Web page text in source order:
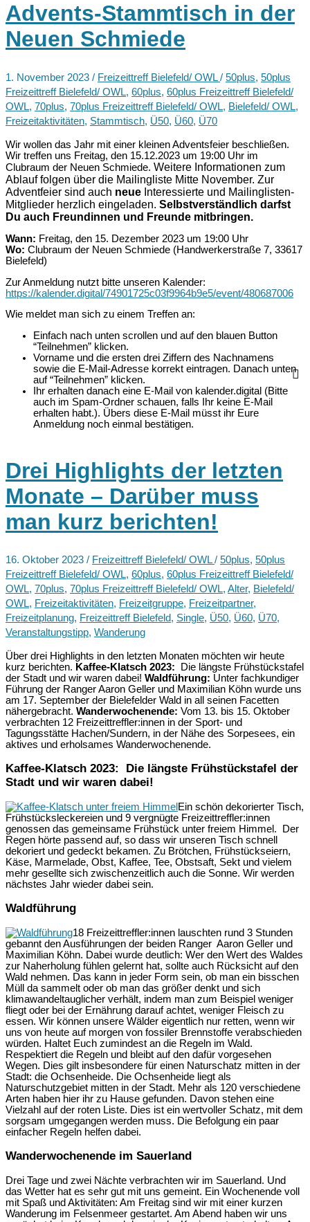
die
Besten
sind!
Advents-Stammtisch in der
Neuen Schmiede
1. November 2023 / Freizeittreff Bielefeld/ OWL/ 50plus, 50plus
Freizeittreff Bielefeld/ OWL, 60plus, 60plus Freizeittreff Bielefeld/
OWL, 70plus, 70plus Freizeittreff Bielefeld/ OWL, Bielefeld/ OWL,
Freizeitaktivitäten, Stammtisch, Ü50, Ü60, Ü70
Wir wollen das Jahr mit einer kleinen Adventsfeier beschließen.
Wir treffen uns Freitag, den 15.12.2023 um 19:00 Uhr im
Clubraum der Neuen Schmiede. Weitere Informationen zum
Ablauf folgen über die Mailingliste Mitte November. Zur
Adventfeier sind auch neue Interessierte und Mailinglisten-
Mitglieder herzlich eingeladen. Selbstverständlich darfst
Du auch Freundinnen und Freunde mitbringen.
Wann: Freitag, den 15. Dezember 2023 um 19:00 Uhr
Wo: Clubraum der Neuen Schmiede (Handwerkerstraße 7, 33617
Bielefeld)
Zur Anmeldung nutzt bitte unseren Kalender:
https://kalender.digital/74901725c03f9964b9e5/event/480687006
Wie meldet man sich zu einem Treffen an:
Einfach nach unten scrollen und auf den blauen Button
“Teilnehmen” klicken.
Vorname und die ersten drei Ziffern des Nachnamens
sowie die E-Mail-Adresse korrekt eintragen. Danach unten
auf “Teilnehmen” klicken.
Ihr erhalten danach eine E-Mail von kalender.digital (Bitte
auch im Spam-Ordner schauen, falls Ihr keine E-Mail
erhalten habt.). Übers diese E-Mail müsst ihr Eure
Anmeldung noch einmal bestätigen.
in
der
Neuen
Schmiede
Drei Highlights der letzten
Monate – Darüber muss
man kurz berichten!
16. Oktober 2023 / Freizeittreff Bielefeld/ OWL/ 50plus, 50plus
Freizeittreff Bielefeld/ OWL, 60plus, 60plus Freizeittreff Bielefeld/
OWL, 70plus, 70plus Freizeittreff Bielefeld/ OWL, Alter, Bielefeld/
OWL, Freizeitaktivitäten, Freizeitgruppe, Freizeitpartner,
Freizeitplanung, Freizeittreff Bielefeld, Single, Ü50, Ü60, Ü70,
Veranstaltungstipp, Wanderung
Über drei Highlights in den letzten Monaten möchten wir heute
kurz berichten. Kaffee-Klatsch 2023: Die längste Frühstückstafel
der Stadt und wir waren dabei! Waldführung: Unter fachkundiger
Führung der Ranger Aaron Geller und Maximilian Köhn wurde uns
am 17. September der Bielefelder Wald in all seinen Facetten
nähergebracht. Wanderwochenende: Vom 13. bis 15. Oktober
verbrachten 12 Freizeittreffler:innen in der Sport- und
Tagungsstätte Hachen/Sundern, in der Nähe des Sorpesees, ein
aktives und erholsames Wanderwochenende.
Kaffee-Klatsch 2023: Die längste Frühstückstafel der
Stadt und wir waren dabei!
Ein schön dekorierter Tisch,
Frühstücksleckereien und 9 vergnügte Freizeittreffler:innen
genossen das gemeinsame Frühstück unter freiem Himmel. Der
Regen hörte passend auf, so dass wir unseren Tisch schnell
dekoriert und gedeckt bekamen. Zu Brötchen, Frühstückseiern,
Käse, Marmelade, Obst, Kaffee, Tee, Obstsaft, Sekt und vielem
mehr gesellte sich zwischenzeitlich auch die Sonne. Wir werden
nächstes Jahr wieder dabei sein.
Waldführung
18 Freizeittreffler:innen lauschten rund 3 Stunden
gebannt den Ausführungen der beiden Ranger Aaron Geller und
Maximilian Köhn. Dabei wurde deutlich: Wer den Wert des Waldes
zur Naherholung fühlen gelernt hat, sollte auch Rücksicht auf den
Wald nehmen. Das kann in jeder Form sein, ob man ein bisschen
Müll da sammelt oder ob man das größer denkt und sich
klimawandeltauglicher verhält, indem man zum Beispiel weniger
fliegt oder bei der Ernährung darauf achtet, weniger Fleisch zu
essen. Wir können unsere Wälder eigentlich nur retten, wenn wir
uns von heute auf morgen von fossiler Brennstoffe verabschieden
würden. Haltet Euch zumindest an die Regeln im Wald.
Respektiert die Regeln und bleibt auf den dafür vorgesehen
Wegen. Dies gilt insbesondere für einen Naturschatz mitten in der
Stadt: die Ochsenheide. Die Ochsenheide liegt als
Naturschutzgebiet mitten in der Stadt. Mehr als 120 verschiedene
Arten haben hier ihr zu Hause gefunden. Davon stehen eine
Vielzahl auf der roten Liste. Dies ist ein wertvoller Schatz, mit dem
sorgsam umgegangen werden muss. Die Befolgung ein paar
einfacher Regeln helfen dabei.
Wanderwochenende im Sauerland
Drei Tage und zwei Nächte verbrachten wir im Sauerland. Und
das Wetter hat es sehr gut mit uns gemeint. Ein Wochenende voll
mit Spaß und Aktivitäten: Am Freitag sind wir mit einer kurzen
Wanderung im Felsenmeer gestartet. Am Abend haben wir uns